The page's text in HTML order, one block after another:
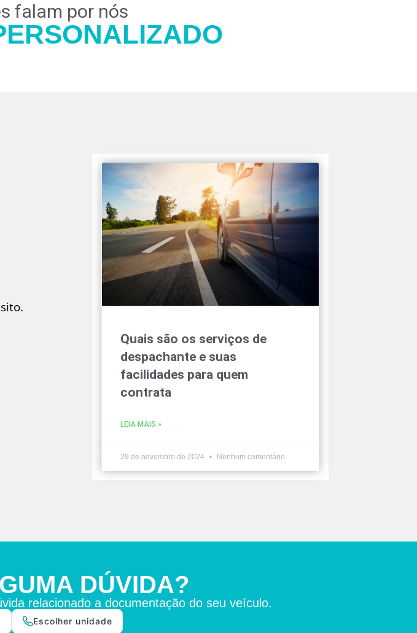
falam por nós
Quais são os serviços de
despachante e suas
facilidades para quem
contrata
LEIA MAIS »
29 de novembro de 2024 Nenhum comentário
DÚVIDA?
relacionado a documentação do seu veículo.
Escolher unidade